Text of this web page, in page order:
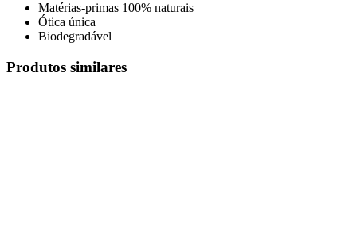
Matérias-primas 100% naturais
Ótica única
Biodegradável
Produtos similares